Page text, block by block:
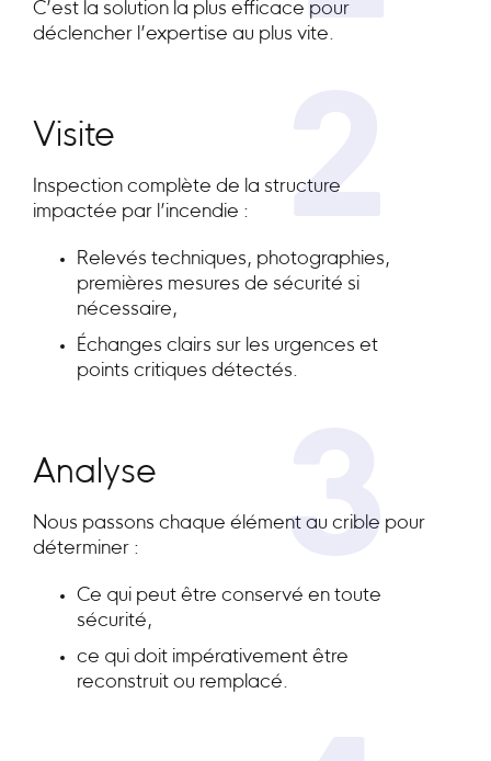
C’est la solution la plus efficace pour
déclencher l’expertise au plus vite.
2
Visite
Inspection complète de la structure
impactée par l’incendie :
Relevés techniques, photographies,
premières mesures de sécurité si
nécessaire,
Échanges clairs sur les urgences et
points critiques détectés.
3
Analyse
Nous passons chaque élément au crible pour
déterminer :
Ce qui peut être conservé en toute
sécurité,
ce qui doit impérativement être
reconstruit ou remplacé.